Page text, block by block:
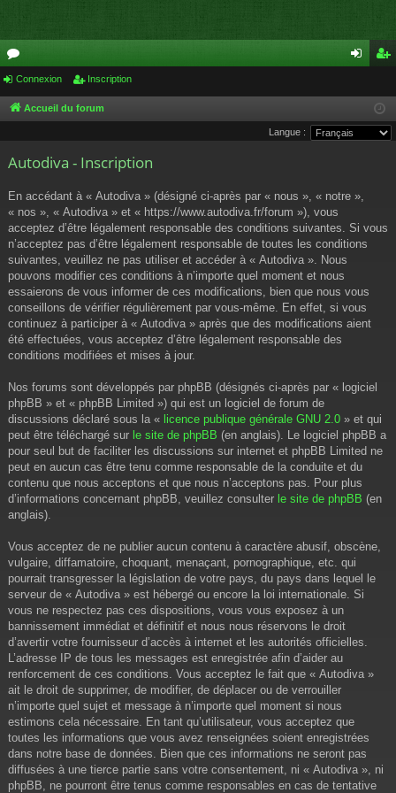
or
u
s
cri
pti
Connexion Inscription
Accueil du forum
Langue :
Autodiva - Inscription
En accédant à « Autodiva » (désigné ci-après par « nous », « notre »,
« nos », « Autodiva » et « https://www.autodiva.fr/forum »), vous
acceptez d’être légalement responsable des conditions suivantes. Si vous
n’acceptez pas d’être légalement responsable de toutes les conditions
suivantes, veuillez ne pas utiliser et accéder à « Autodiva ». Nous
pouvons modifier ces conditions à n’importe quel moment et nous
essaierons de vous informer de ces modifications, bien que nous vous
conseillons de vérifier régulièrement par vous-même. En effet, si vous
continuez à participer à « Autodiva » après que des modifications aient
été effectuées, vous acceptez d’être légalement responsable des
conditions modifiées et mises à jour.
Nos forums sont développés par phpBB (désignés ci-après par « logiciel
phpBB » et « phpBB Limited ») qui est un logiciel de forum de
discussions déclaré sous la « licence publique générale GNU 2.0 » et qui
peut être téléchargé sur le site de phpBB (en anglais). Le logiciel phpBB a
pour seul but de faciliter les discussions sur internet et phpBB Limited ne
peut en aucun cas être tenu comme responsable de la conduite et du
contenu que nous acceptons et que nous n’acceptons pas. Pour plus
d’informations concernant phpBB, veuillez consulter le site de phpBB (en
anglais).
Vous acceptez de ne publier aucun contenu à caractère abusif, obscène,
vulgaire, diffamatoire, choquant, menaçant, pornographique, etc. qui
pourrait transgresser la législation de votre pays, du pays dans lequel le
serveur de « Autodiva » est hébergé ou encore la loi internationale. Si
vous ne respectez pas ces dispositions, vous vous exposez à un
bannissement immédiat et définitif et nous nous réservons le droit
d’avertir votre fournisseur d’accès à internet et les autorités officielles.
L’adresse IP de tous les messages est enregistrée afin d’aider au
renforcement de ces conditions. Vous acceptez le fait que « Autodiva »
ait le droit de supprimer, de modifier, de déplacer ou de verrouiller
n’importe quel sujet et message à n’importe quel moment si nous
estimons cela nécessaire. En tant qu’utilisateur, vous acceptez que
toutes les informations que vous avez renseignées soient enregistrées
dans notre base de données. Bien que ces informations ne seront pas
diffusées à une tierce partie sans votre consentement, ni « Autodiva », ni
phpBB, ne pourront être tenus comme responsables en cas de tentative